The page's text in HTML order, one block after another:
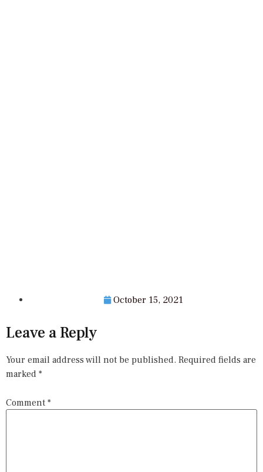
October 15, 2021
Leave a Reply
Your email address will not be published. Required fields are
marked *
Comment *